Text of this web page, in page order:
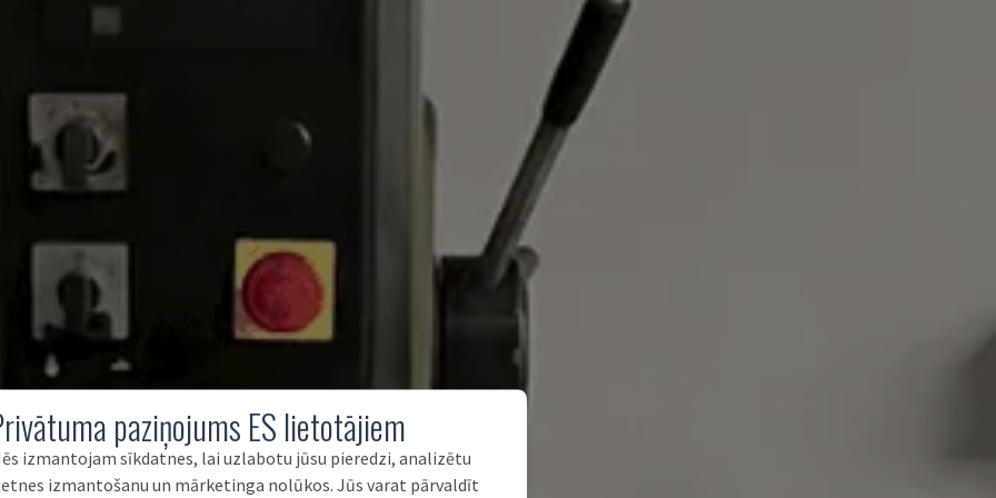
paziņojums ES lietotājiem
izmantojam sīkdatnes, lai uzlabotu jūsu pieredzi, analizētu
izmantošanu un mārketinga nolūkos. Jūs varat pārvaldīt